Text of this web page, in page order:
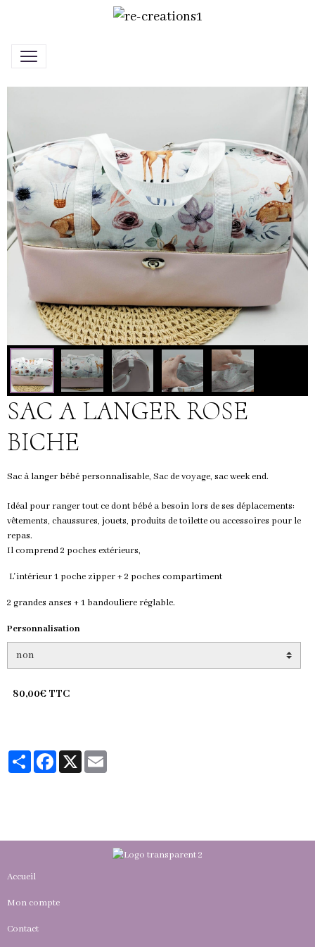
SAC A LANGER ROSE
BICHE
Sac à langer bébé personnalisable, Sac de voyage, sac week end.
Idéal pour ranger tout ce dont bébé a besoin lors de ses déplacements:
vêtements, chaussures, jouets, produits de toilette ou accessoires pour le
repas.
Il comprend 2 poches extérieurs,
L'intérieur 1 poche zipper + 2 poches compartiment
2 grandes anses + 1 bandouliere réglable.
Personnalisation
80,00€ TTC
PartagerFacebook
X
Accueil
Mon compte
Contact